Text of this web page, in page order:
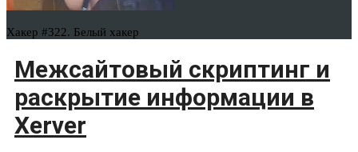
Хакер #322. Белый хакер
Межсайтовый скриптинг и
раскрытие информации в
Xerver